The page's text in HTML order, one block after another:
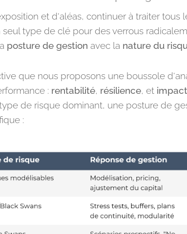
et d'aléas, continuer à traiter tous
type de clé pour des verrous
posture de gestion avec la nature du
que nous proposons une boussole
: rentabilité, résilience, et
de risque dominant, une posture de
: